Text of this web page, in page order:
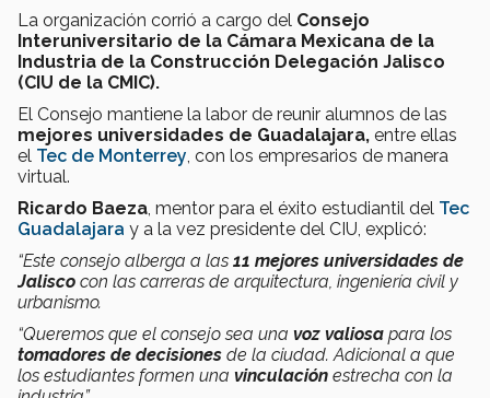
La organización corrió a cargo del Consejo
Interuniversitario de la Cámara Mexicana de la
Industria de la Construcción Delegación Jalisco
(CIU de la CMIC).
El Consejo mantiene la labor de reunir alumnos de las
mejores universidades de Guadalajara, entre ellas
el Tec de Monterrey , con los empresarios de manera
virtual.
Ricardo Baeza , mentor para el éxito estudiantil del Tec
Guadalajara y a la vez presidente del CIU, explicó:
“Este consejo alberga a las 11 mejores universidades de
Jalisco con las carreras de arquitectura, ingeniería civil y
urbanismo.
“Queremos que el consejo sea una voz valiosa para los
tomadores de decisiones de la ciudad. Adicional a que
los estudiantes formen una vinculación estrecha con la